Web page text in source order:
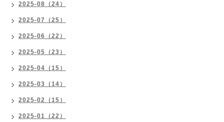
2025-08（24）
2025-07（25）
2025-06（22）
2025-05（23）
2025-04（15）
2025-03（14）
2025-02（15）
2025-01（22）